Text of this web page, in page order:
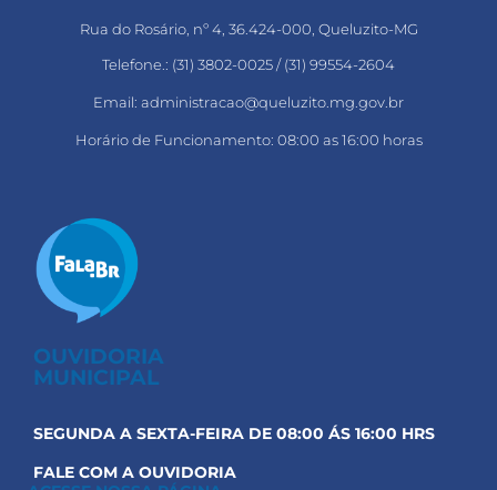
Rua do Rosário, nº 4, 36.424-000, Queluzito-MG
Telefone.: (31) 3802-0025 / (31) 99554-2604
Email: administracao@queluzito.mg.gov.br
Horário de Funcionamento: 08:00 as 16:00 horas
OUVIDORIA
MUNICIPAL
SEGUNDA A SEXTA-FEIRA DE 08:00 ÁS 16:00 HRS
FALE COM A OUVIDORIA